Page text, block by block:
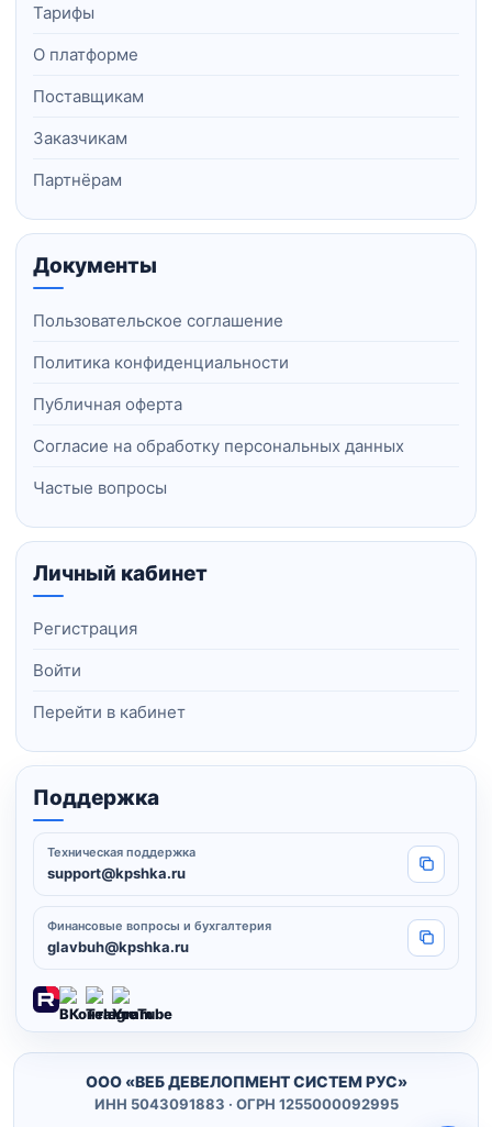
Тарифы
О платформе
Поставщикам
Заказчикам
Партнёрам
Документы
Пользовательское соглашение
Политика конфиденциальности
Публичная оферта
Согласие на обработку персональных данных
Частые вопросы
Личный кабинет
Регистрация
Войти
Перейти в кабинет
Поддержка
Техническая поддержка
support@kpshka.ru
Копировать
Финансовые вопросы и бухгалтерия
glavbuh@kpshka.ru
Копировать
ООО «ВЕБ ДЕВЕЛОПМЕНТ СИСТЕМ РУС»
ИНН 5043091883 · ОГРН 1255000092995